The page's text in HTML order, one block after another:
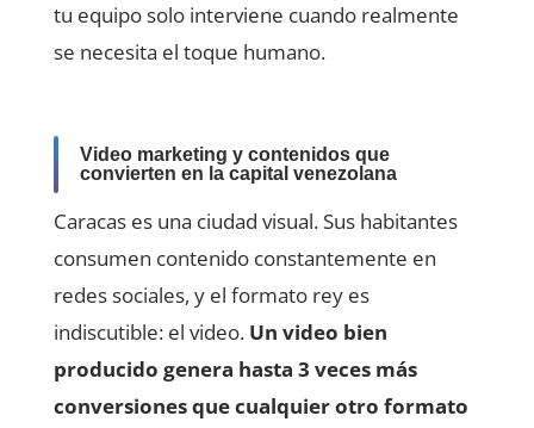
tu equipo solo interviene cuando realmente
se necesita el toque humano.
Video marketing y contenidos que
convierten en la capital venezolana
Caracas es una ciudad visual. Sus habitantes
consumen contenido constantemente en
redes sociales, y el formato rey es
indiscutible: el video. Un video bien
producido genera hasta 3 veces más
conversiones que cualquier otro formato